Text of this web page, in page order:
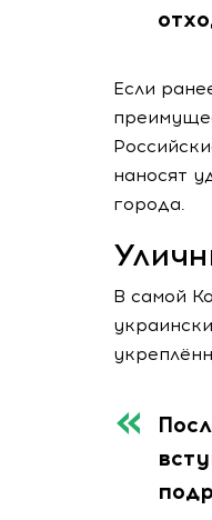
Если
наносят
города.
В самой